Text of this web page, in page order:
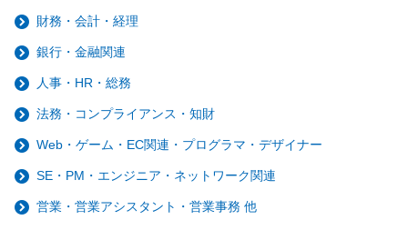
財務・会計・経理
銀行・金融関連
人事・HR・総務
法務・コンプライアンス・知財
Web・ゲーム・EC関連・プログラマ・デザイナー
SE・PM・エンジニア・ネットワーク関連
営業・営業アシスタント・営業事務 他